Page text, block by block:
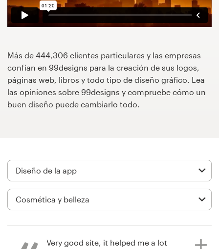
Más de 444,306 clientes particulares y las empresas
confían en 99designs para la creación de sus logos,
páginas web, libros y todo tipo de diseño gráfico. Lea
las opiniones sobre 99designs y compruebe cómo un
buen diseño puede cambiarlo todo.
Very good site, it helped me a lot
Encontrar un diseñador
99designs Studio
99designs Pro
diseño
Tarjeta de presentación